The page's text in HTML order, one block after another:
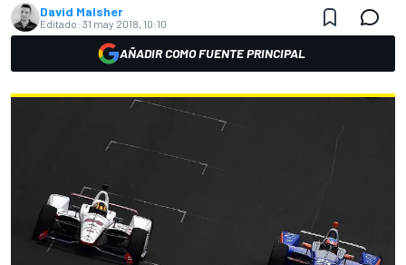
David Malsher
Editado: 31 may 2018, 10:10
AÑADIR COMO FUENTE PRINCIPAL